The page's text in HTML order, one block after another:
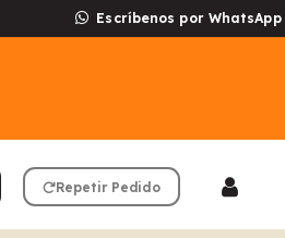
Escríbenos por WhatsApp
Repetir Pedido